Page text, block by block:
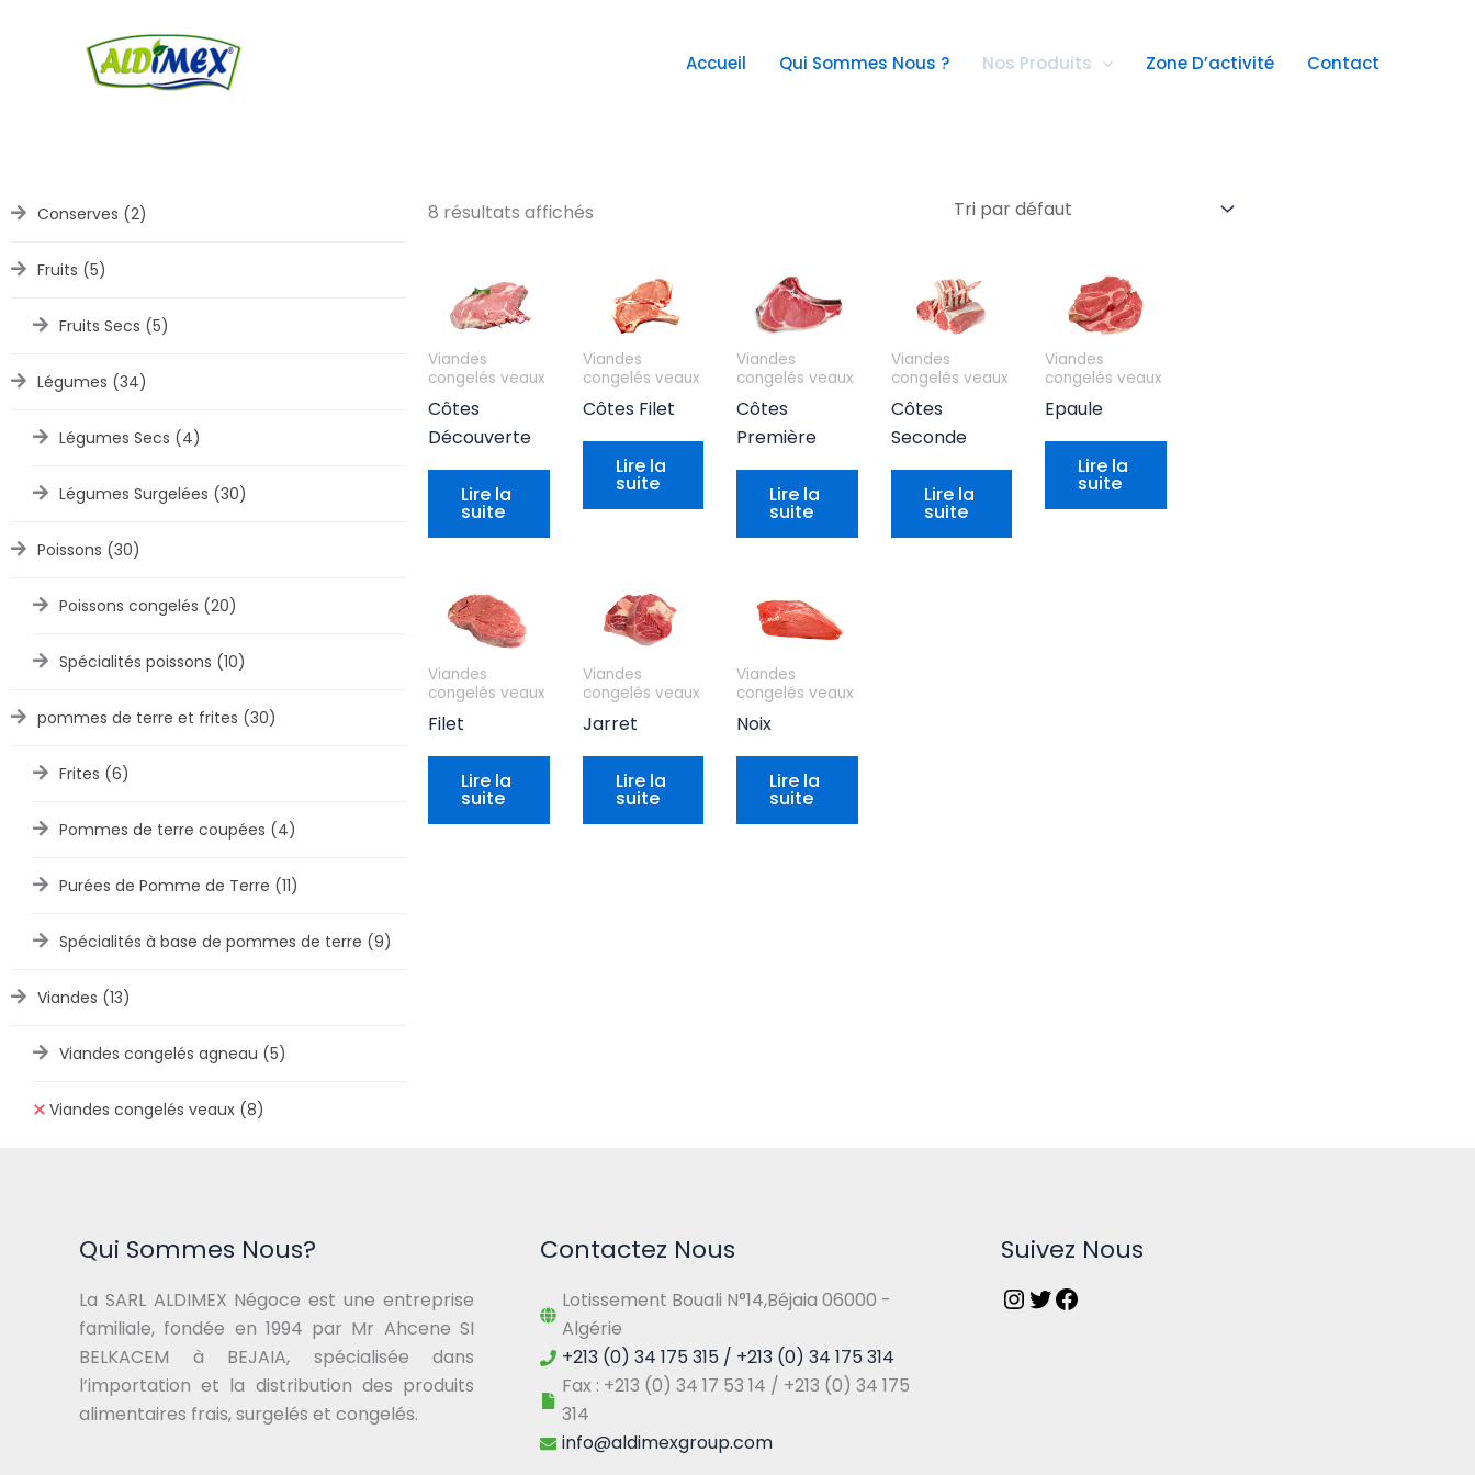
Accueil Qui Sommes Nous ? Nos Produits Zone D’activité Contact
Conserves (2)
Fruits (5)
Fruits Secs (5)
Légumes (34)
Légumes Secs (4)
Légumes Surgelées (30)
Poissons (30)
Poissons congelés (20)
Spécialités poissons (10)
pommes de terre et frites (30)
Frites (6)
Pommes de terre coupées (4)
Purées de Pomme de Terre (11)
Spécialités à base de pommes de terre (9)
Viandes (13)
Viandes congelés agneau (5)
Viandes congelés veaux (8)
8 résultats affichés
Viandes
congelés veaux
Côtes
Découverte
Lire la
suite
Viandes
congelés veaux
Côtes Filet
Lire la
suite
Viandes
congelés veaux
Côtes
Première
Lire la
suite
Viandes
congelés veaux
Côtes
Seconde
Lire la
suite
Viandes
congelés veaux
Epaule
Lire la
suite
Viandes
congelés veaux
Filet
Lire la
suite
Viandes
congelés veaux
Jarret
Lire la
suite
Viandes
congelés veaux
Noix
Lire la
suite
Qui Sommes Nous?
La SARL ALDIMEX Négoce est une entreprise
familiale, fondée en 1994 par Mr Ahcene SI
BELKACEM à BEJAIA, spécialisée dans
l’importation et la distribution des produits
alimentaires frais, surgelés et congelés.
Contactez Nous
Lotissement Bouali N°14,Béjaia 06000 -
Algérie
+213 (0) 34 175 315 / +213 (0) 34 175 314
Fax : +213 (0) 34 17 53 14 / +213 (0) 34 175
314
info@aldimexgroup.com
Suivez Nous